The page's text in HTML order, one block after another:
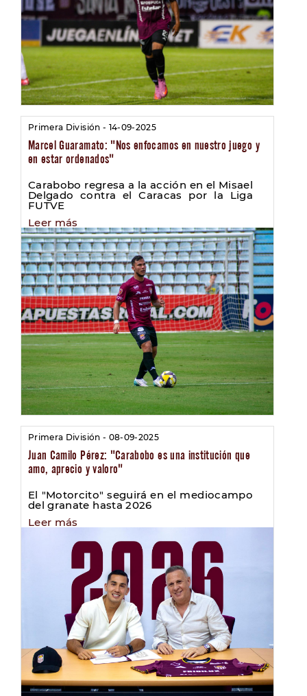
Primera División - 14-09-2025
Marcel Guaramato: "Nos enfocamos en nuestro juego y
en estar ordenados"
Carabobo regresa a la acción en el Misael
Delgado contra el Caracas por la Liga
FUTVE
Leer más
Primera División - 08-09-2025
Juan Camilo Pérez: "Carabobo es una institución que
amo, aprecio y valoro"
El "Motorcito" seguirá en el mediocampo
del granate hasta 2026
Leer más